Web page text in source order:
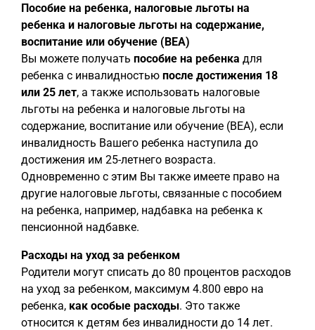
Пособие на ребенка, налоговые льготы на
ребенка и налоговые льготы на содержание,
воспитание или обучение (BEA)
Вы можете получать пособие на ребенка для
ребенка с инвалидностью после достижения 18
или 25 лет, а также использовать налоговые
льготы на ребенка и налоговые льготы на
содержание, воспитание или обучение (BEA), если
инвалидность Вашего ребенка наступила до
достижения им 25-летнего возраста.
Одновременно с этим Вы также имеете право на
другие налоговые льготы, связанные с пособием
на ребенка, например, надбавка на ребенка к
пенсионной надбавке.
Расходы на уход за ребенком
Родители могут списать до 80 процентов расходов
на уход за ребенком, максимум 4.800 евро на
ребенка, как особые расходы. Это также
относится к детям без инвалидности до 14 лет.